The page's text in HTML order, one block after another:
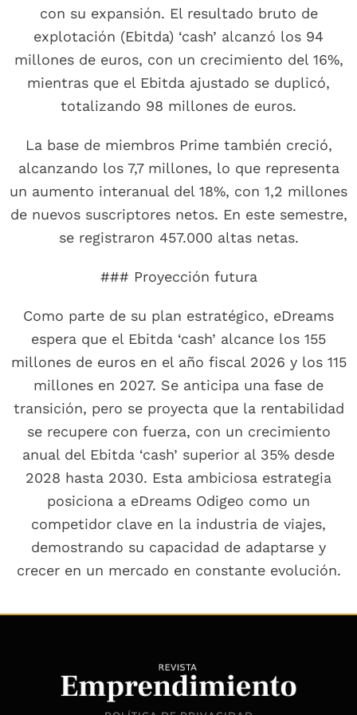
con su expansión. El resultado bruto de
explotación (Ebitda) ‘cash’ alcanzó los 94
millones de euros, con un crecimiento del 16%,
mientras que el Ebitda ajustado se duplicó,
totalizando 98 millones de euros.
La base de miembros Prime también creció,
alcanzando los 7,7 millones, lo que representa
un aumento interanual del 18%, con 1,2 millones
de nuevos suscriptores netos. En este semestre,
se registraron 457.000 altas netas.
### Proyección futura
Como parte de su plan estratégico, eDreams
espera que el Ebitda ‘cash’ alcance los 155
millones de euros en el año fiscal 2026 y los 115
millones en 2027. Se anticipa una fase de
transición, pero se proyecta que la rentabilidad
se recupere con fuerza, con un crecimiento
anual del Ebitda ‘cash’ superior al 35% desde
2028 hasta 2030. Esta ambiciosa estrategia
posiciona a eDreams Odigeo como un
competidor clave en la industria de viajes,
demostrando su capacidad de adaptarse y
crecer en un mercado en constante evolución.